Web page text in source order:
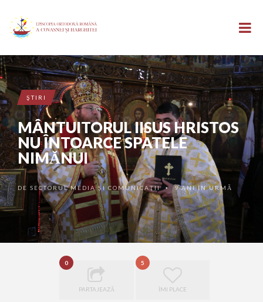
ŞTIRI
MÂNTUITORUL IISUS HRISTOS
NU ÎNTOARCE SPATELE
NIMĂNUI
DE SECTORUL MEDIA ȘI COMUNICAȚII • 9 ANI ÎN URMĂ
0
PARTAJEAZĂ
5
ÎMI PLACE